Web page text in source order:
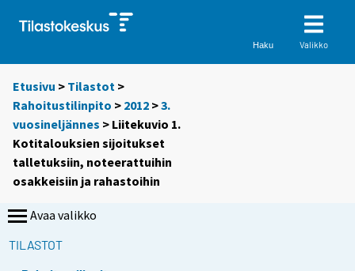
Haku Valikko
Etusivu > Tilastot >
Rahoitustilinpito > 2012 >3.
vuosineljännes > Liitekuvio 1.
Kotitalouksien sijoitukset
talletuksiin, noteerattuihin
osakkeisiin ja rahastoihin
Avaa valikko
TILASTOT